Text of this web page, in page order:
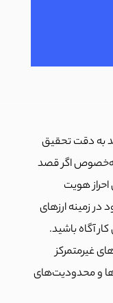
به دقت تحقیق
به‌خصوص اگر قصد
هویت
در زمینه ارزهای
آگاه باشید.
غیرمتمرکز
و محدودیت‌های